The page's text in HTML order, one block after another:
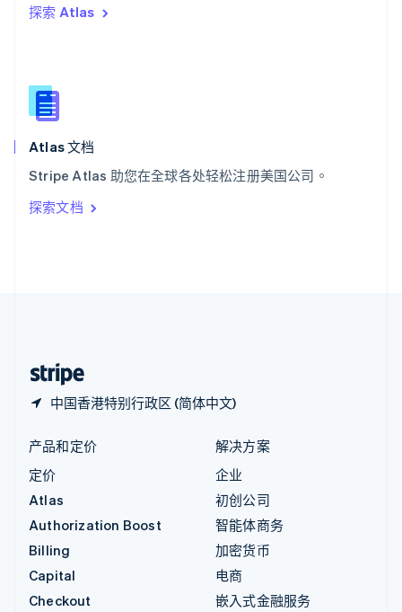
探索 Atlas
Atlas 文档
Stripe Atlas 助您在全球各处轻松注册美国公司。
探索文档
中国香港特别行政区 (简体中文)
西班牙
新西兰
English
匈牙利
English
ItalianoEnglish
印度
English
产品和定价
定价
Atlas
Authorization Boost
Billing
Capital
Checkout
解决方案
企业
初创公司
智能体商务
加密货币
电商
嵌入式金融服务